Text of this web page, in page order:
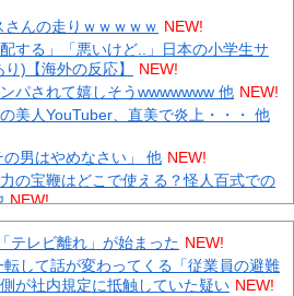
さんの走りｗｗｗｗｗ NEW!
する」「悪いけど..」日本の小学生サ
)【海外の反応】
NEW!
パされて嬉しそうwwwwwww 他 NEW!
美人YouTuber、直美で炎上・・・ 他
の男はやめなさい」 他 NEW!
の宝鞭はどこで使える？怪人百式での
NEW!
8勝3敗だった西武ライオンズさん 気
他 NEW!
プ、「ロクのおかしな家」とかいう微妙
いで100万部切る NEW!
テレビ離れ」が始まった NEW!
転して話が変わってくる「従業員の避難
が社内規定に抵触していた疑い NEW!